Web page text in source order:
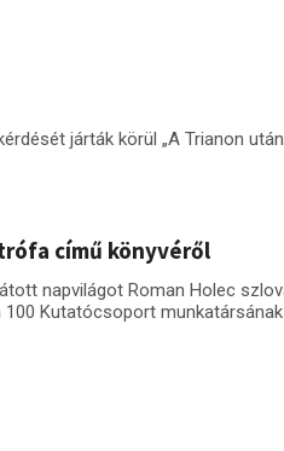
járták körül „A Trianon
című könyvéről
napvilágot Roman Holec
Kutatócsoport